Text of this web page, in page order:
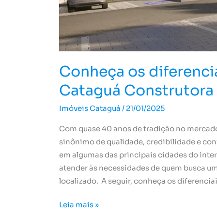
Conheça os
Cataguá Construtora
Imóveis Cataguá / 21/01/2025
Com quase 40 anos de tradição no
sinônimo de qualidade, credibilidade e
em algumas das principais cidades do
atender às necessidades de quem busca
localizado. A seguir, conheça os
Leia mais »